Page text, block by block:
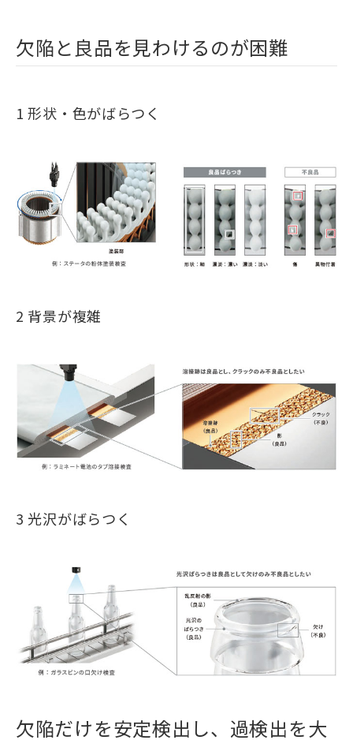
欠陥と良品を見わけるのが困難
1 形状・色がばらつく
2 背景が複雑
3 光沢がばらつく
欠陥だけを安定検出し、過検出を大